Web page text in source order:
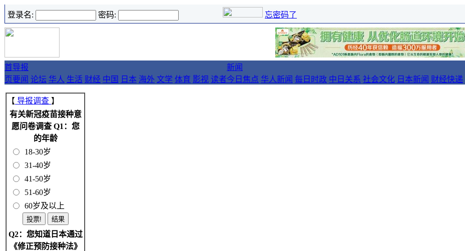
登录名: 密码: 忘密码了
首
页
导报
要闻 论坛 华人 生活 财经 中国 日本 海外 文学 体育 影视 读者
新闻
今日焦点 华人新闻 每日时政 中日关系 社会文化 日本新闻 财经快递
【 导报调查 】
有关新冠疫苗接种意
愿问卷调查 Q1：您
的年龄
18-30岁
31-40岁
41-50岁
51-60岁
60岁及以上
Q2：您知道日本通过
《修正预防接种法》